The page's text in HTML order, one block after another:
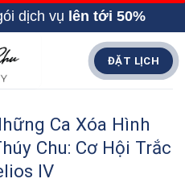
dịch vụ lên tới 50%
ĐẶT LỊCH
Ca Xóa Hình
Chu: Cơ Hội Trắc
IV